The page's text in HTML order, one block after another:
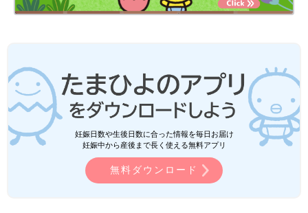
妊娠日数や生後日数に合った情報を毎日お届け
妊娠中から産後まで長く使える無料アプリ
無料ダウンロード